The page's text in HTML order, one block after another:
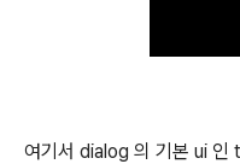
여기서 dialog 의 기본 ui 인